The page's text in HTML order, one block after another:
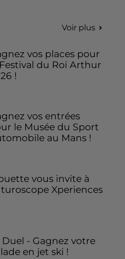
Voir plus
vos places pour
du Roi Arthur
!
vos entrées
le Musée du Sport
au Mans !
vous invite à
Xperiences
Duel - Gagnez votre
en jet ski !